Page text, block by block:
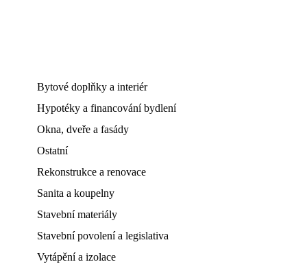
Bytové doplňky a interiér
Hypotéky a financování bydlení
Okna, dveře a fasády
Ostatní
Rekonstrukce a renovace
Sanita a koupelny
Stavební materiály
Stavební povolení a legislativa
Vytápění a izolace